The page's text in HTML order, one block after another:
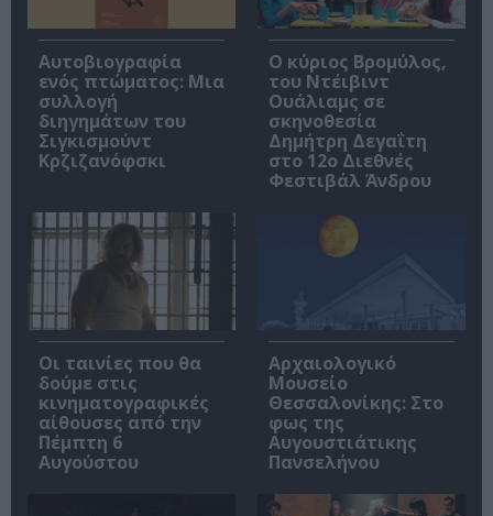
Αυτοβιογραφία
ενός πτώματος: Μια
συλλογή
διηγημάτων του
Σιγκισμούντ
Κρζιζανόφσκι
O κύριος Βρομύλος,
του Ντέιβιντ
Ουάλιαμς σε
σκηνοθεσία
Δημήτρη Δεγαΐτη
στο 12ο Διεθνές
Φεστιβάλ Άνδρου
Οι ταινίες που θα
δούμε στις
κινηματογραφικές
αίθουσες από την
Πέμπτη 6
Αυγούστου
Αρχαιολογικό
Μουσείο
Θεσσαλονίκης: Στο
φως της
Αυγουστιάτικης
Πανσελήνου